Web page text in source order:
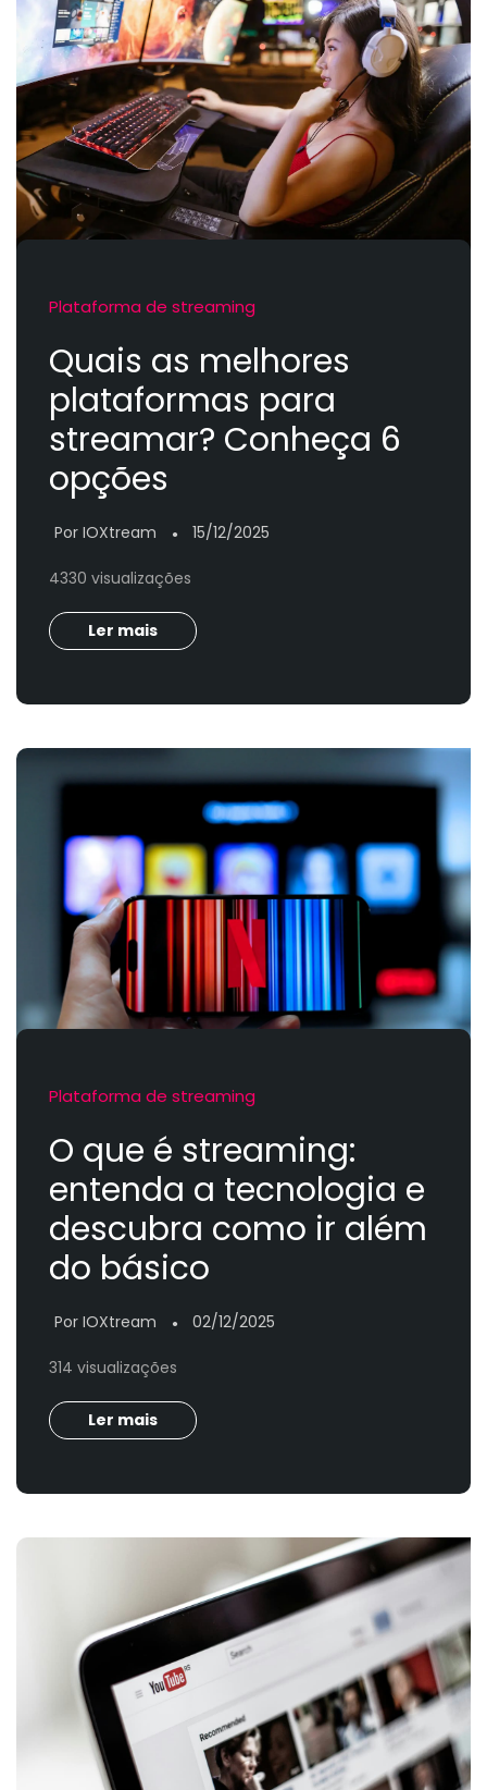
Plataforma de streaming
Quais as melhores
plataformas para
streamar? Conheça 6
opções
Por IOXtream ● 15/12/2025
4330 visualizações
Ler mais
Plataforma de streaming
O que é streaming:
entenda a tecnologia e
descubra como ir além
do básico
Por IOXtream ● 02/12/2025
314 visualizações
Ler mais